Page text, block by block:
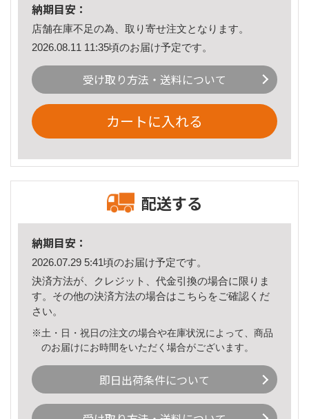
納期目安：
店舗在庫不足の為、取り寄せ注文となります。
2026.08.11 11:35頃のお届け予定です。
受け取り方法・送料について
カートに入れる
配送する
納期目安：
2026.07.29 5:41頃のお届け予定です。
決済方法が、クレジット、代金引換の場合に限りま
す。その他の決済方法の場合はこちら をご確認くだ
さい。
※土・日・祝日の注文の場合や在庫状況によって、商品
のお届けにお時間をいただく場合がございます。
即日出荷条件について